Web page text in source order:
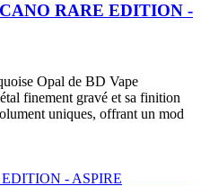
RARE EDITION -
Opal de BD Vape
finement gravé et sa finition
uniques, offrant un mod